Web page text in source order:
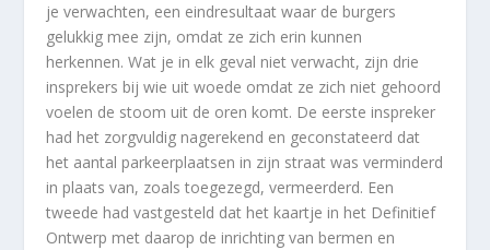
je verwachten, een eindresultaat waar de burgers
gelukkig mee zijn, omdat ze zich erin kunnen
herkennen. Wat je in elk geval niet verwacht, zijn drie
insprekers bij wie uit woede omdat ze zich niet gehoord
voelen de stoom uit de oren komt. De eerste inspreker
had het zorgvuldig nagerekend en geconstateerd dat
het aantal parkeerplaatsen in zijn straat was verminderd
in plaats van, zoals toegezegd, vermeerderd. Een
tweede had vastgesteld dat het kaartje in het Definitief
Ontwerp met daarop de inrichting van bermen en